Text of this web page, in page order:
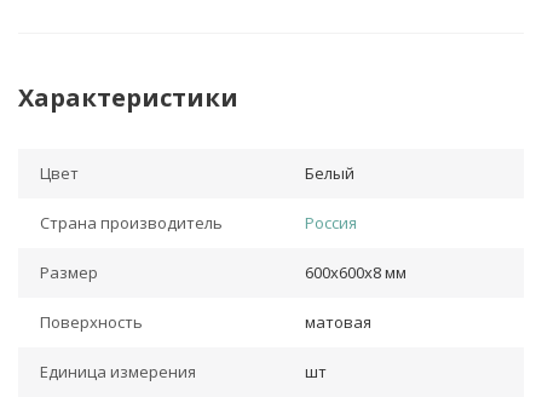
Характеристики
Цвет Белый
Страна производитель Россия
Размер 600х600х8 мм
Поверхность матовая
Единица измерения шт